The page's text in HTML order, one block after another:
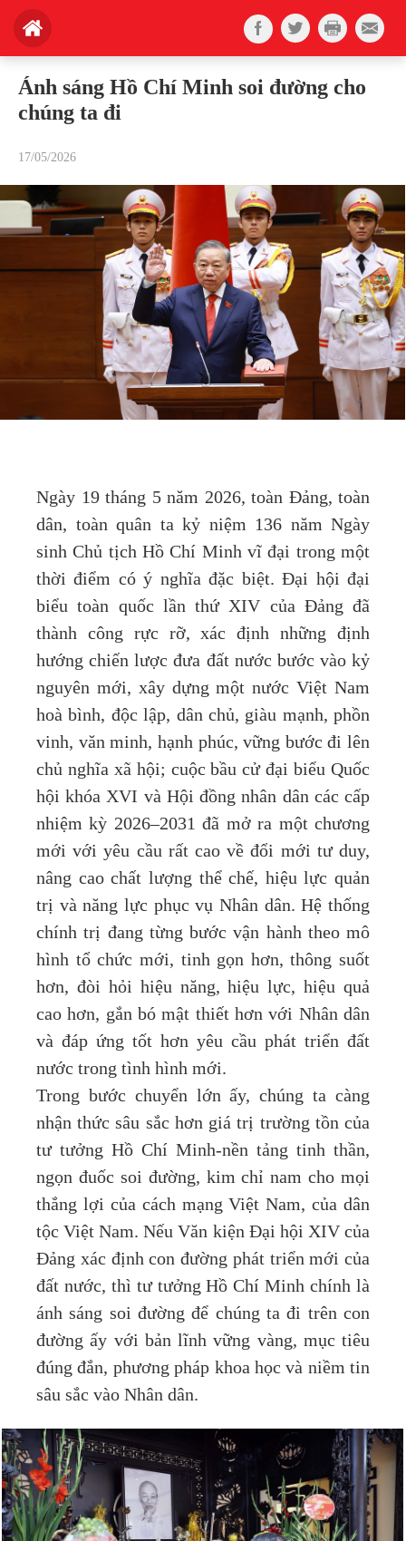
Ánh sáng Hồ Chí Minh soi đường cho
chúng ta đi
17/05/2026
Ngày 19 tháng 5 năm 2026, toàn Đảng, toàn
dân, toàn quân ta kỷ niệm 136 năm Ngày
sinh Chủ tịch Hồ Chí Minh vĩ đại trong một
thời điểm có ý nghĩa đặc biệt. Đại hội đại
biểu toàn quốc lần thứ XIV của Đảng đã
thành công rực rỡ, xác định những định
hướng chiến lược đưa đất nước bước vào kỷ
nguyên mới, xây dựng một nước Việt Nam
hoà bình, độc lập, dân chủ, giàu mạnh, phồn
vinh, văn minh, hạnh phúc, vững bước đi lên
chủ nghĩa xã hội; cuộc bầu cử đại biểu Quốc
hội khóa XVI và Hội đồng nhân dân các cấp
nhiệm kỳ 2026–2031 đã mở ra một chương
mới với yêu cầu rất cao về đổi mới tư duy,
nâng cao chất lượng thể chế, hiệu lực quản
trị và năng lực phục vụ Nhân dân. Hệ thống
chính trị đang từng bước vận hành theo mô
hình tổ chức mới, tinh gọn hơn, thông suốt
hơn, đòi hỏi hiệu năng, hiệu lực, hiệu quả
cao hơn, gắn bó mật thiết hơn với Nhân dân
và đáp ứng tốt hơn yêu cầu phát triển đất
nước trong tình hình mới.
Trong bước chuyển lớn ấy, chúng ta càng
nhận thức sâu sắc hơn giá trị trường tồn của
tư tưởng Hồ Chí Minh-nền tảng tinh thần,
ngọn đuốc soi đường, kim chỉ nam cho mọi
thắng lợi của cách mạng Việt Nam, của dân
tộc Việt Nam. Nếu Văn kiện Đại hội XIV của
Đảng xác định con đường phát triển mới của
đất nước, thì tư tưởng Hồ Chí Minh chính là
ánh sáng soi đường để chúng ta đi trên con
đường ấy với bản lĩnh vững vàng, mục tiêu
đúng đắn, phương pháp khoa học và niềm tin
sâu sắc vào Nhân dân.